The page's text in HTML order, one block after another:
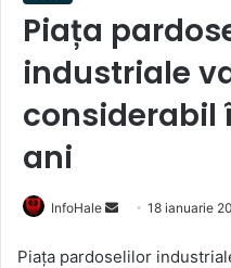
Piața
industriale
considerabil
ani
InfoHale
Send
email
18 ianuarie
Piața pardoselilor